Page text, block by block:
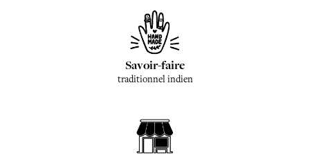
Savoir-faire
traditionnel indien